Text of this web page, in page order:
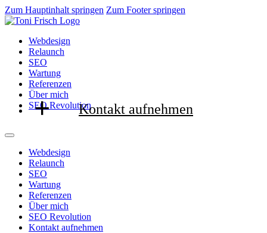
Zum Hauptinhalt springen Zum Footer springen
Webdesign
Relaunch
SEO
Wartung
Referenzen
Über mich
SEO RevolutionKontakt aufnehmen
Webdesign
Relaunch
SEO
Wartung
Referenzen
Über mich
SEO Revolution
Kontakt aufnehmen